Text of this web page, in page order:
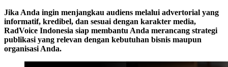
Jika Anda ingin menjangkau audiens melalui advertorial yang
informatif, kredibel, dan sesuai dengan karakter media,
RadVoice Indonesia siap membantu Anda merancang strategi
publikasi yang relevan dengan kebutuhan bisnis maupun
organisasi Anda.